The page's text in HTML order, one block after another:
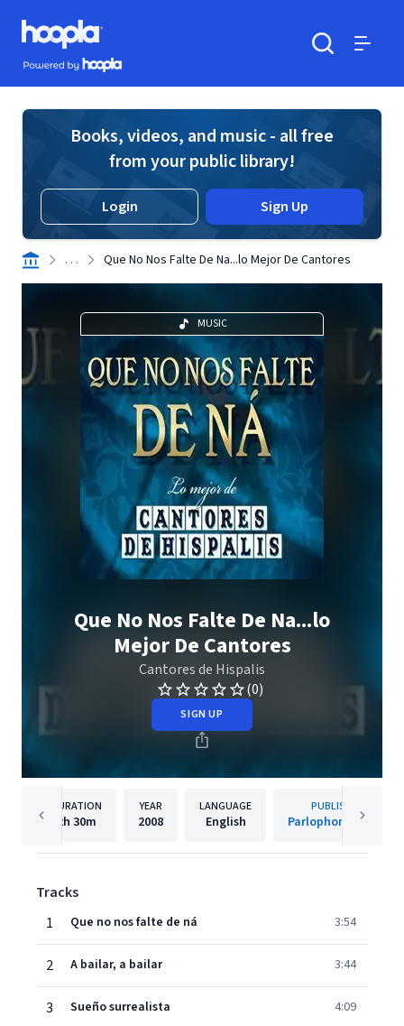
Skip to main content
Hoopla logo
Powered by Hoopla
Books, videos, and music - all free
from your public library!
Login Sign Up
. . . Que No Nos Falte De Na...lo Mejor De Cantores
MUSIC
Que No Nos Falte De Na...lo
Mejor De Cantores
Cantores de Hispalis
(0)
SIGN UP
DURATION
2h 30m
YEAR
2008
LANGUAGE
English
PUBLISHER
Parlophone Spain
Tracks
1
Que no nos falte de ná 3:54
2 A bailar, a bailar 3:44
3 Sueño surrealista 4:09